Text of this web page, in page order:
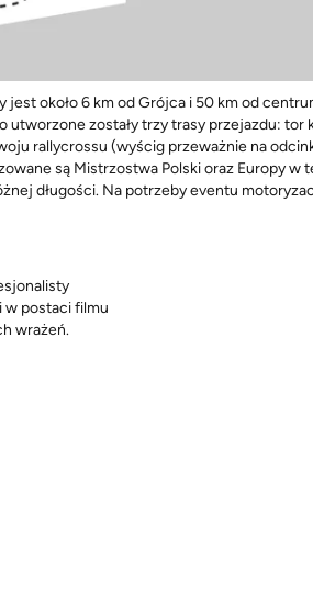
około 6 km od Grójca i 50 km od
utworzone zostały trzy trasy przejazdu: tor
rallycrossu (wyścig przeważnie na
są Mistrzostwa Polski oraz Europy w
długości. Na potrzeby eventu
w postaci filmu
wrażeń.